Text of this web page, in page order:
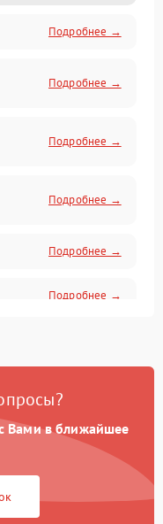
Подробнее →
Подробнее →
Подробнее →
Подробнее →
Подробнее →
Подробнее →
Подробнее →
Вами в ближайшее